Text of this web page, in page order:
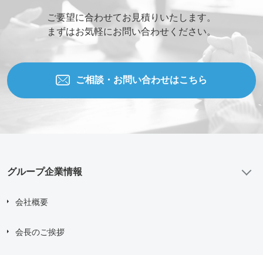
ご要望に合わせてお見積りいたします。
まずはお気軽にお問い合わせください。
ご相談・お問い合わせはこちら
グループ企業情報
会社概要
会長のご挨拶